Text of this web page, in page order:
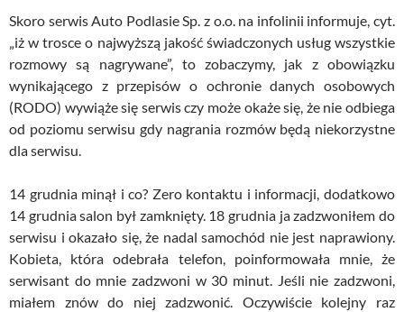
Skoro serwis Auto Podlasie Sp. z o.o. na infolinii informuje, cyt.
„iż w trosce o najwyższą jakość świadczonych usług wszystkie
rozmowy są nagrywane”, to zobaczymy, jak z obowiązku
wynikającego z przepisów o ochronie danych osobowych
(RODO) wywiąże się serwis czy może okaże się, że nie odbiega
od poziomu serwisu gdy nagrania rozmów będą niekorzystne
dla serwisu.
14 grudnia minął i co? Zero kontaktu i informacji, dodatkowo
14 grudnia salon był zamknięty. 18 grudnia ja zadzwoniłem do
serwisu i okazało się, że nadal samochód nie jest naprawiony.
Kobieta, która odebrała telefon, poinformowała mnie, że
serwisant do mnie zadzwoni w 30 minut. Jeśli nie zadzwoni,
miałem znów do niej zadzwonić. Oczywiście kolejny raz